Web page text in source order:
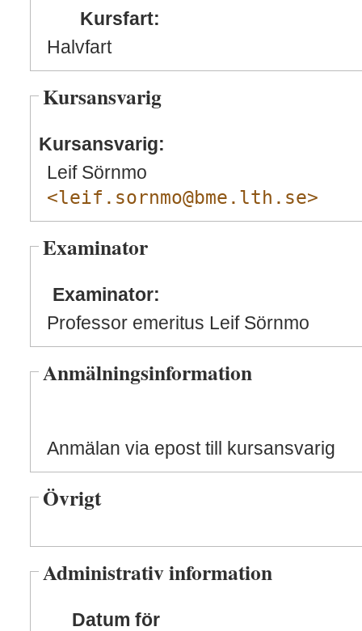
Kursfart:
Halvfart
Kursansvarig
Kursansvarig:
Leif Sörnmo
<leif.sornmo@bme.lth.se>
Examinator
Examinator:
Professor emeritus Leif Sörnmo
Anmälningsinformation
Anmälan via epost till kursansvarig
Övrigt
Administrativ information
Datum för